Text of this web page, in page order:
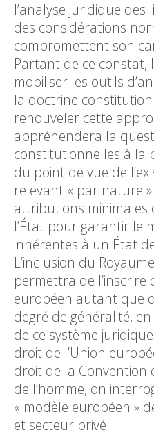
l’analyse juridique
des considérations
compromettent son
Partant de ce constat,
mobiliser les outils
la doctrine
renouveler cette
appréhendera la
constitutionnelles à la
du point de vue de
relevant « par nature »
attributions minimales
l’État pour garantir le
inhérentes à un État
L’inclusion du
permettra de
européen autant que
degré de généralité,
de ce système
droit de l’Union
droit de la Convention
de l’homme, on
« modèle européen »
et secteur privé.